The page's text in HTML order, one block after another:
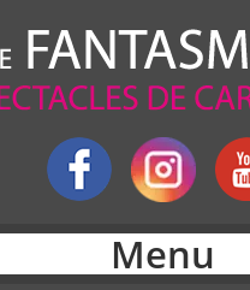
Menu